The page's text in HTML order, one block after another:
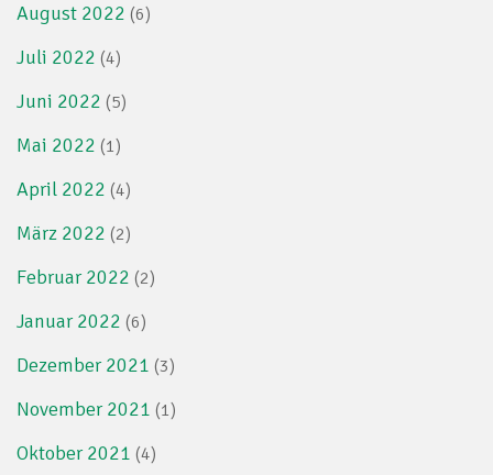
August 2022 (6)
Juli 2022 (4)
Juni 2022 (5)
Mai 2022 (1)
April 2022 (4)
März 2022 (2)
Februar 2022 (2)
Januar 2022 (6)
Dezember 2021 (3)
November 2021 (1)
Oktober 2021 (4)